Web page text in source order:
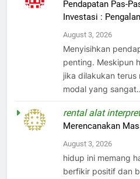
Pendapatan Pas-
Investasi :
August 3, 2026
Menyisihkan
penting. Meskipun
jika dilakukan terus
modal yang
rental alat
Merencanakan
August 3, 2026
hidup ini memang
berfikir positif dan